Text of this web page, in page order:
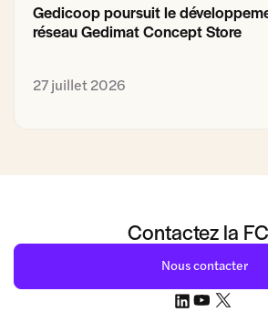
Gedicoop poursuit le
réseau Gedimat Concept Store
27 juillet 2026
Contactez la
Nous contacter